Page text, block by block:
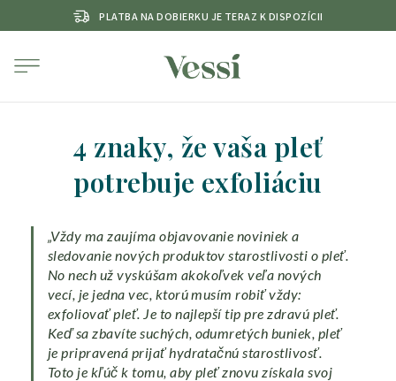
PLATBA NA DOBIERKU JE TERAZ K DISPOZÍCII
4 znaky, že vaša pleť
potrebuje exfoliáciu
„Vždy ma zaujíma objavovanie noviniek a
sledovanie nových produktov starostlivosti o pleť.
No nech už vyskúšam akokoľvek veľa nových
vecí, je jedna vec, ktorú musím robiť vždy:
exfoliovať pleť. Je to najlepší tip pre zdravú pleť.
Keď sa zbavíte suchých, odumretých buniek, pleť
je pripravená prijať hydratačnú starostlivosť.
Toto je kľúč k tomu, aby pleť znovu získala svoj